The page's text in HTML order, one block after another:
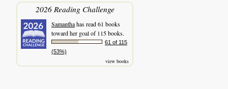
2026 Reading Challenge
Samanthahas read 61 books
toward her goal of 115 books.
61 of 115
(53%)
view books